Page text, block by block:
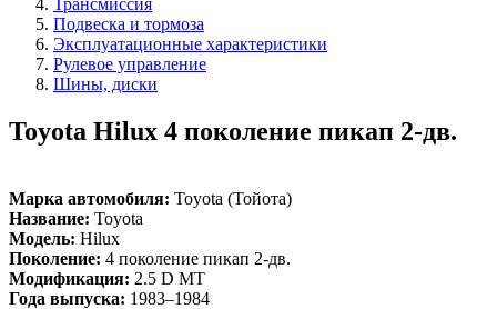
Подвеска и тормоза
Эксплуатационные характеристики
Рулевое управление
Шины, диски
Toyota Hilux 4 поколение пикап 2-дв.
Марка автомобиля: Toyota (Тойота)
Название: Toyota
Модель: Hilux
Поколение: 4 поколение пикап 2-дв.
Модификация: 2.5 D MT
Года выпуска: 1983–1984